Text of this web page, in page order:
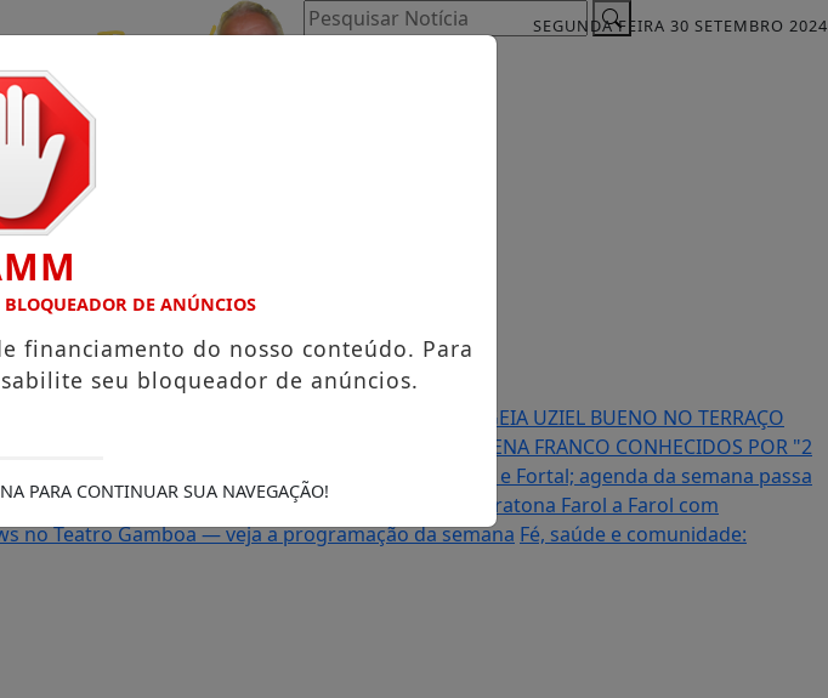
SEGUNDA FEIRA 30 SETEMBRO 2024
Pesquisar Notícia
CAVALGADA “O SISTEMA É BRUTO” HOMENAGEIA UZIEL BUENO NO TERRAÇO
Concha Acústica
OS ARTISTAS JUAN FRANCO E RAVENA FRANCO CONHECIDOS POR "2
Harmonia mantém ritmo intenso após turnê europeia e Fortal; agenda da semana passa
Glamour Salvador Salvador sedia Meia Maratona Farol a Farol com
no Teatro Gamboa — veja a programação da semana Fé, saúde e comunidade:
BLOQUEADOR DE ANÚNCIOS
financiamento do nosso conteúdo. Para
seu bloqueador de anúncios.
PARA CONTINUAR SUA NAVEGAÇÃO!